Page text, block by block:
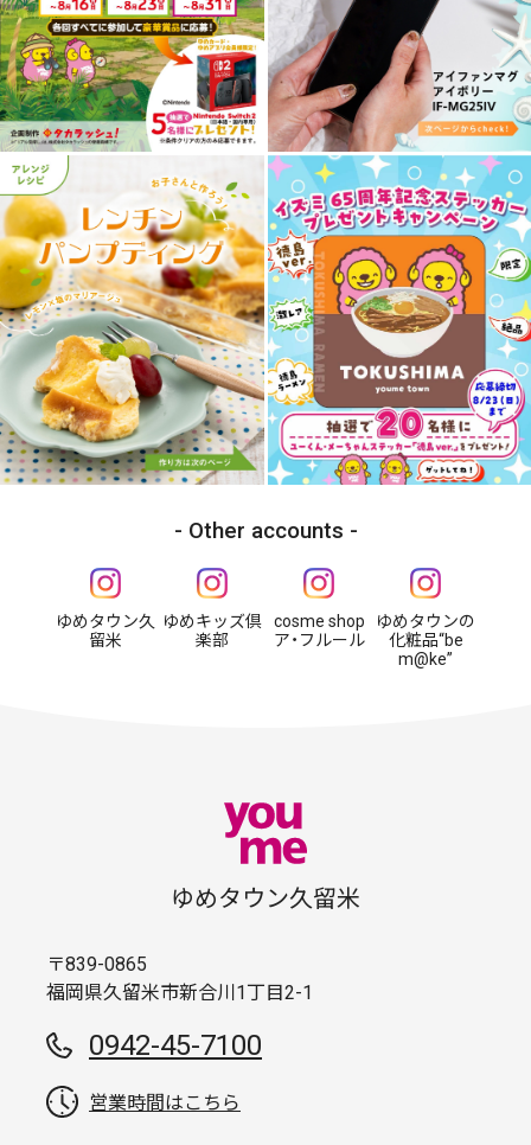
Other accounts
ゆめタウン久
留米
ゆめキッズ倶
楽部
cosme shop
ア・フルール
ゆめタウンの
化粧品“be
m@ke”
ゆめタウン久留米
〒839-0865
福岡県久留米市新合川1丁目2-1
0942-45-7100
営業時間はこちら